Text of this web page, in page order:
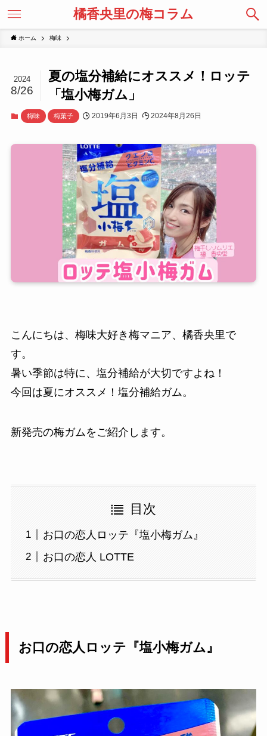
橘香央里の梅コラム
ホーム 梅味
夏の塩分補給にオススメ！ロッテ
「塩小梅ガム」
2024
8/26
梅味 梅菓子 2019年6月3日 2024年8月26日
こんにちは、梅味大好き梅マニア、橘香央里で
す。
暑い季節は特に、塩分補給が大切ですよね！
今回は夏にオススメ！塩分補給ガム。
新発売の梅ガムをご紹介します。
目次
お口の恋人ロッテ『塩小梅ガム』
お口の恋人 LOTTE
お口の恋人ロッテ『塩小梅ガム』